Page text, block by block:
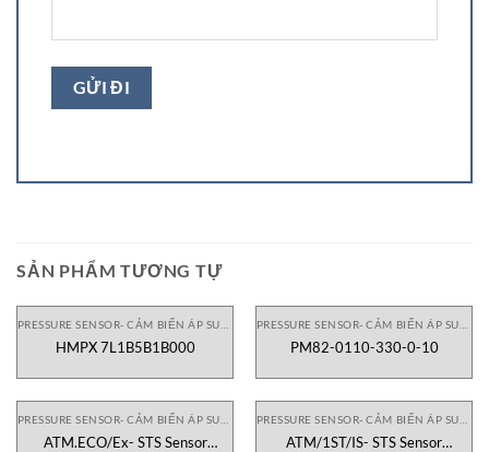
SẢN PHẨM TƯƠNG TỰ
HMPX 7L1B5B1B000 PM82-0110-330-0-10
ATM.ECO/Ex- STS Sensor
ATM/1ST/IS- STS Sensor